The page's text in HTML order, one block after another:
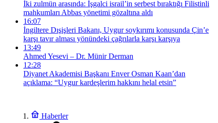
İki zulmün arasında: İşgalci israil’in serbest bıraktığı Filistinli
mahkumları Abbas yönetimi gözaltına aldı
16:07
İngiltere Dışişleri Bakanı, Uygur soykırımı konusunda Çin’e
karşı tavır alması yönündeki çağrılarla karşı karşıya
13:49
Ahmed Yesevi – Dr. Münir Derman
12:28
Diyanet Akademisi Başkanı Enver Osman Kaan’dan
açıklama: “Uygur kardeşlerim hakkını helal etsin”
Haberler